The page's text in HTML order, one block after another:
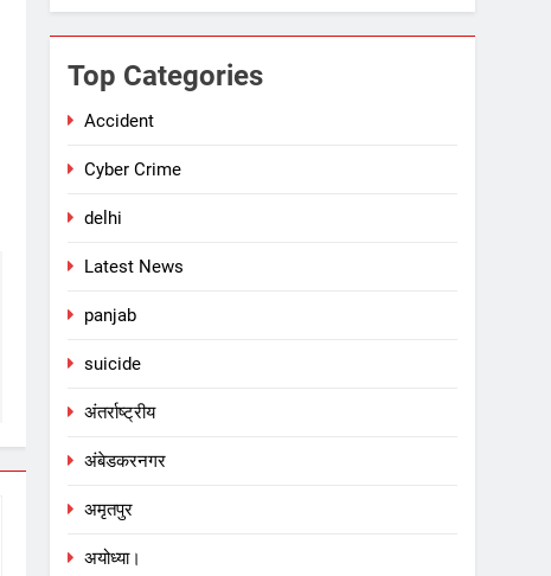
Top Categories
Accident
Cyber Crime
delhi
Latest News
panjab
suicide
अंतर्राष्ट्रीय
अंबेडकरनगर
अमृतपुर
अयोध्या।